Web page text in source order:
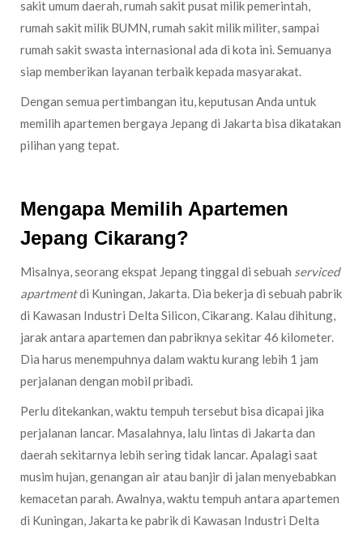
sakit umum daerah, rumah sakit pusat milik pemerintah,
rumah sakit milik BUMN, rumah sakit milik militer, sampai
rumah sakit swasta internasional ada di kota ini. Semuanya
siap memberikan layanan terbaik kepada masyarakat.
Dengan semua pertimbangan itu, keputusan Anda untuk
memilih apartemen bergaya Jepang di Jakarta bisa dikatakan
pilihan yang tepat.
Mengapa Memilih Apartemen
Jepang Cikarang?
Misalnya, seorang ekspat Jepang tinggal di sebuah serviced
apartmentdi Kuningan, Jakarta. Dia bekerja di sebuah pabrik
di Kawasan Industri Delta Silicon, Cikarang. Kalau dihitung,
jarak antara apartemen dan pabriknya sekitar 46 kilometer.
Dia harus menempuhnya dalam waktu kurang lebih 1 jam
perjalanan dengan mobil pribadi.
Perlu ditekankan, waktu tempuh tersebut bisa dicapai jika
perjalanan lancar. Masalahnya, lalu lintas di Jakarta dan
daerah sekitarnya lebih sering tidak lancar. Apalagi saat
musim hujan, genangan air atau banjir di jalan menyebabkan
kemacetan parah. Awalnya, waktu tempuh antara apartemen
di Kuningan, Jakarta ke pabrik di Kawasan Industri Delta